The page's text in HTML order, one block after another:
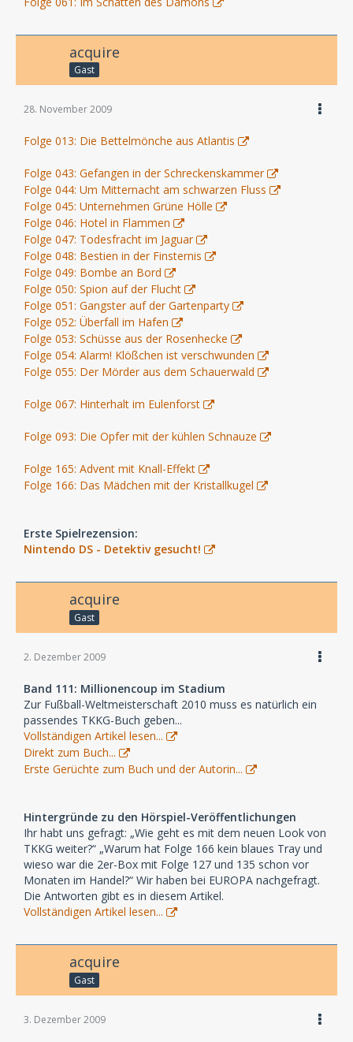
acquire
Gast
28. November 2009
Folge 013: Die Bettelmönche aus Atlantis
Folge 043: Gefangen in der Schreckenskammer
Folge 044: Um Mitternacht am schwarzen Fluss
Folge 045: Unternehmen Grüne Hölle
Folge 046: Hotel in Flammen
Folge 047: Todesfracht im Jaguar
Folge 048: Bestien in der Finsternis
Folge 049: Bombe an Bord
Folge 050: Spion auf der Flucht
Folge 051: Gangster auf der Gartenparty
Folge 052: Überfall im Hafen
Folge 053: Schüsse aus der Rosenhecke
Folge 054: Alarm! Klößchen ist verschwunden
Folge 055: Der Mörder aus dem Schauerwald
Folge 067: Hinterhalt im Eulenforst
Folge 093: Die Opfer mit der kühlen Schnauze
Folge 165: Advent mit Knall-Effekt
Folge 166: Das Mädchen mit der Kristallkugel
Erste Spielrezension:
Nintendo DS - Detektiv gesucht!
acquire
Gast
2. Dezember 2009
Band 111: Millionencoup im Stadium
Zur Fußball-Weltmeisterschaft 2010 muss es natürlich ein
passendes TKKG-Buch geben...
Vollständigen Artikel lesen...
Direkt zum Buch...
Erste Gerüchte zum Buch und der Autorin...
Hintergründe zu den Hörspiel-Veröffentlichungen
Ihr habt uns gefragt: „Wie geht es mit dem neuen Look von
TKKG weiter?“ „Warum hat Folge 166 kein blaues Tray und
wieso war die 2er-Box mit Folge 127 und 135 schon vor
Monaten im Handel?“ Wir haben bei EUROPA nachgefragt.
Die Antworten gibt es in diesem Artikel.
Vollständigen Artikel lesen...
acquire
Gast
3. Dezember 2009